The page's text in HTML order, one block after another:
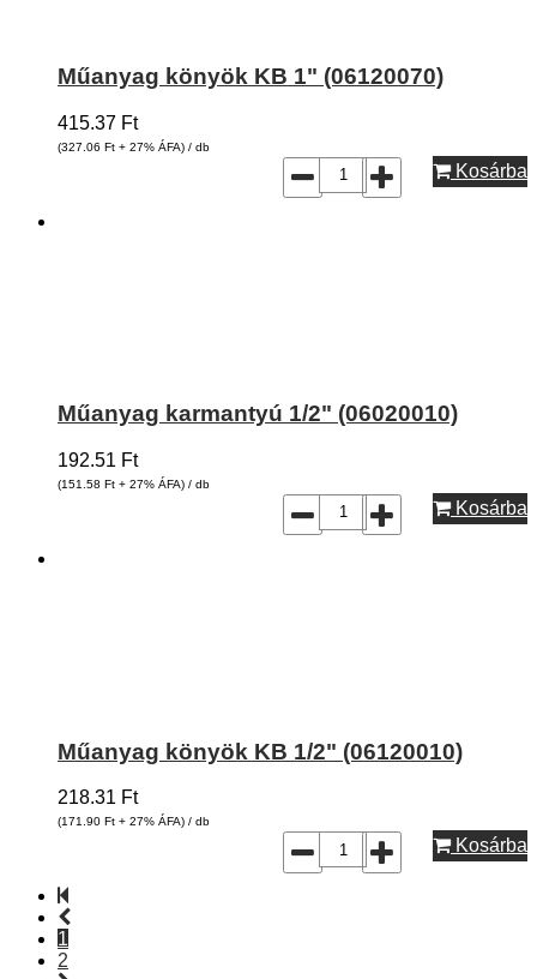
Műanyag könyök KB 1" (06120070)
415.37 Ft
(327.06 Ft + 27% ÁFA) / db
Kosárba
Műanyag karmantyú 1/2" (06020010)
192.51 Ft
(151.58 Ft + 27% ÁFA) / db
Kosárba
Műanyag könyök KB 1/2" (06120010)
218.31 Ft
(171.90 Ft + 27% ÁFA) / db
Kosárba
1
2